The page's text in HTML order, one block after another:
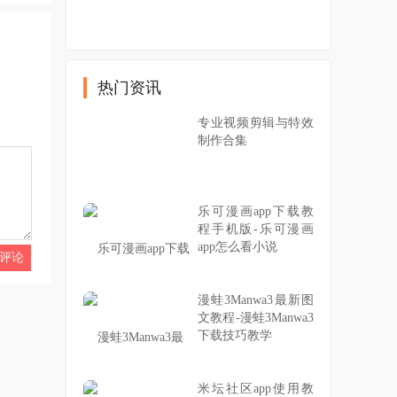
热门资讯
专业视频剪辑与特效
制作合集
乐可漫画app下载教
程手机版-乐可漫画
app怎么看小说
漫蛙3Manwa3最新图
文教程-漫蛙3Manwa3
下载技巧教学
米坛社区app使用教